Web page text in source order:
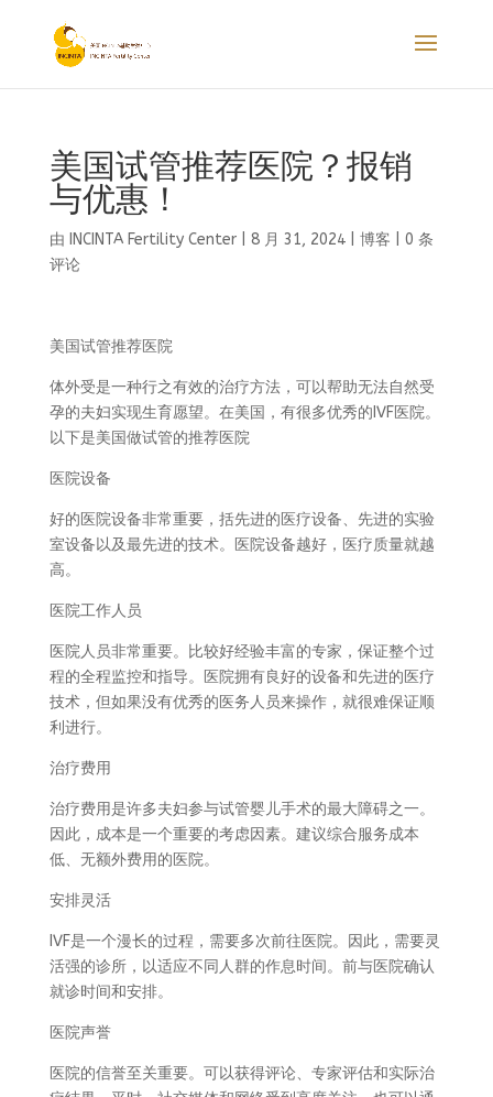
美国试管推荐医院？报销
与优惠！
由 INCINTA Fertility Center| 8 月 31, 2024| 博客
0 条
评论
美国试管推荐医院
体外受是一种行之有效的治疗方法，可以帮助无法自然受
孕的夫妇实现生育愿望。在美国，有很多优秀的IVF医院。
以下是美国做试管的推荐医院
医院设备
好的医院设备非常重要，括先进的医疗设备、先进的实验
室设备以及最先进的技术。医院设备越好，医疗质量就越
高。
医院工作人员
医院人员非常重要。比较好经验丰富的专家，保证整个过
程的全程监控和指导。医院拥有良好的设备和先进的医疗
技术，但如果没有优秀的医务人员来操作，就很难保证顺
利进行。
治疗费用
治疗费用是许多夫妇参与试管婴儿手术的最大障碍之一。
因此，成本是一个重要的考虑因素。建议综合服务成本
低、无额外费用的医院。
安排灵活
IVF是一个漫长的过程，需要多次前往医院。因此，需要灵
活强的诊所，以适应不同人群的作息时间。前与医院确认
就诊时间和安排。
医院声誉
医院的信誉至关重要。可以获得评论、专家评估和实际治